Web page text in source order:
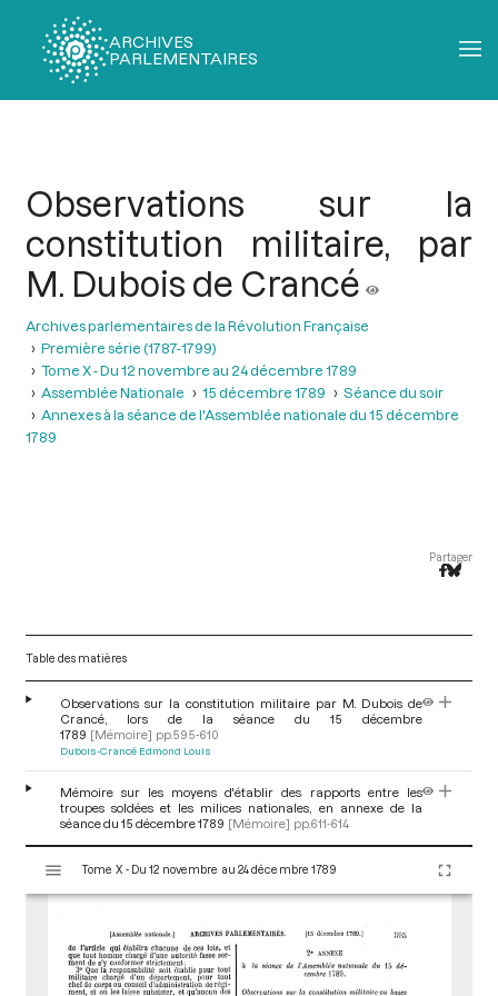
ARCHIVES
PARLEMENTAIRES
Observations sur la
constitution militaire, par
M. Dubois de Crancé
Archives parlementaires de la Révolution Française
Première série (1787-1799)
Tome X - Du 12 novembre au 24 décembre 1789
Assemblée Nationale
15 décembre 1789
Séance du soir
Annexes à la séance de l'Assemblée nationale du 15 décembre
1789
Partager
Table des matières
Observations sur la constitution militaire par M. Dubois de
Crancé, lors de la séance du 15 décembre
1789 [Mémoire] pp.595-610
Dubois-Crancé Edmond Louis
Mémoire sur les moyens d'établir des rapports entre les
troupes soldées et les milices nationales, en annexe de la
séance du 15 décembre 1789 [Mémoire] pp.611-614
s
Tome X - Du 12 novembre au 24 décembre 1789